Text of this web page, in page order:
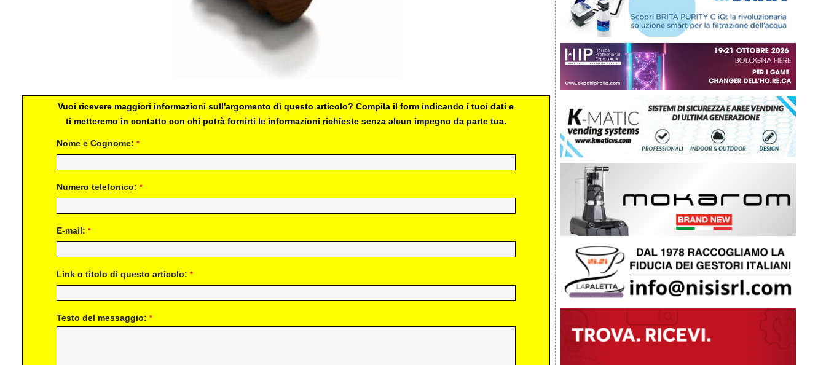
Vuoi ricevere maggiori informazioni sull'argomento di questo articolo? Compila il form indicando i tuoi dati e
ti metteremo in contatto con chi potrà fornirti le informazioni richieste senza alcun impegno da parte tua.
Nome e Cognome: *
Numero telefonico: *
E-mail: *
Link o titolo di questo articolo: *
Testo del messaggio: *